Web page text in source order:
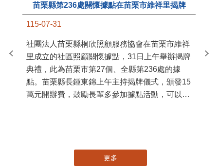
苗栗縣第236處關懷據點在苗栗市維祥里揭牌
115-07-31
社團法人苗栗縣桐欣照顧服務協會在苗栗市維祥
里成立的社區照顧關懷據點，31日上午舉辦揭牌
典禮，此為苗栗市第27個、全縣第236處的據
點。苗栗縣長鍾東錦上午主持揭牌儀式，頒發15
萬元開辦費，鼓勵長輩多參加據點活動，可以更
苗
更多